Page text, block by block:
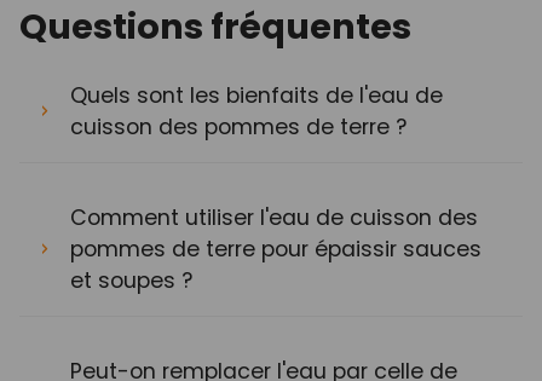
Questions fréquentes
Quels sont les bienfaits de l'eau de
cuisson des pommes de terre ?
Comment utiliser l'eau de cuisson des
pommes de terre pour épaissir sauces
et soupes ?
Peut-on remplacer l'eau par celle de